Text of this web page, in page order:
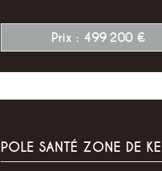
Prix : 499 200 €
POLE SANTÉ ZONE DE